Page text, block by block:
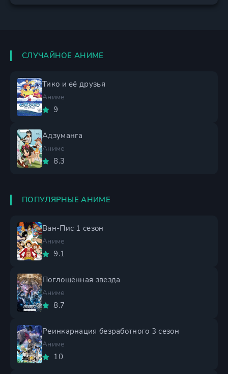
СЛУЧАЙНОЕ АНИМЕ
Тико и её друзья
Аниме
9
Адзуманга
Аниме
8.3
ПОПУЛЯРНЫЕ АНИМЕ
Ван-Пис 1 сезон
Аниме
9.1
Поглощённая звезда
Аниме
8.7
Реинкарнация безработного 3 сезон
Аниме
10